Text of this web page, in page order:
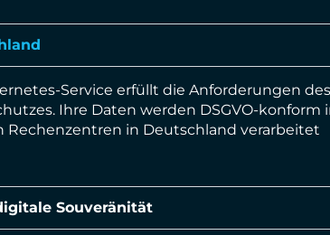
Service erfüllt die Anforderungen des
Ihre Daten werden DSGVO-konform
Rechenzentren in Deutschland verarbeitet
Souveränität